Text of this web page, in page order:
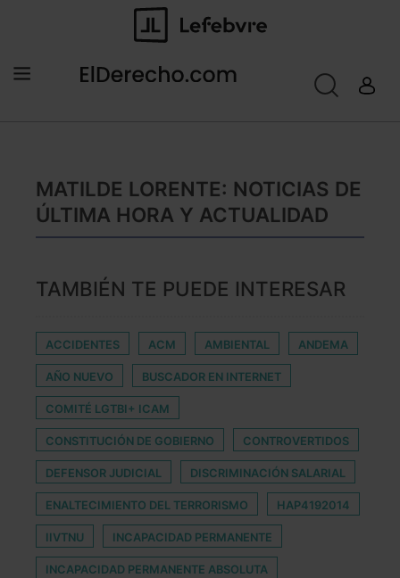
MATILDE LORENTE: NOTICIAS DE
ÚLTIMA HORA Y ACTUALIDAD
TAMBIÉN TE PUEDE INTERESAR
ACCIDENTES ACM AMBIENTAL ANDEMA
AÑO NUEVO BUSCADOR EN INTERNET
COMITÉ LGTBI+ ICAM
CONSTITUCIÓN DE GOBIERNO CONTROVERTIDOS
DEFENSOR JUDICIAL DISCRIMINACIÓN SALARIAL
ENALTECIMIENTO DEL TERRORISMO HAP4192014
IIVTNU INCAPACIDAD PERMANENTE
INCAPACIDAD PERMANENTE ABSOLUTA